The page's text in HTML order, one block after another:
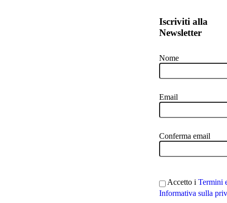
Iscriviti alla
Newsletter
Nome
Email
Conferma email
Accetto i Termini
Informativa sulla